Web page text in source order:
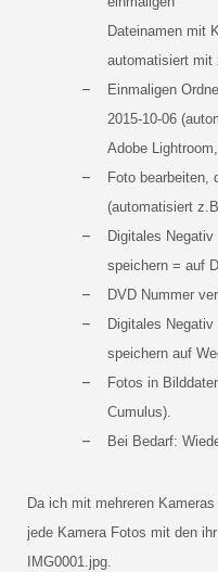
Dateinamen mit
automatisiert mit
Einmaligen
2015-10-06
Adobe
Foto bearbeiten,
(automatisiert
Digitales
speichern = auf
DVD Nummer
Digitales
speichern auf
Fotos in
Cumulus).
Bei Bedarf:
Da ich mit mehreren
jede Kamera Fotos mit den
IMG0001.jpg.